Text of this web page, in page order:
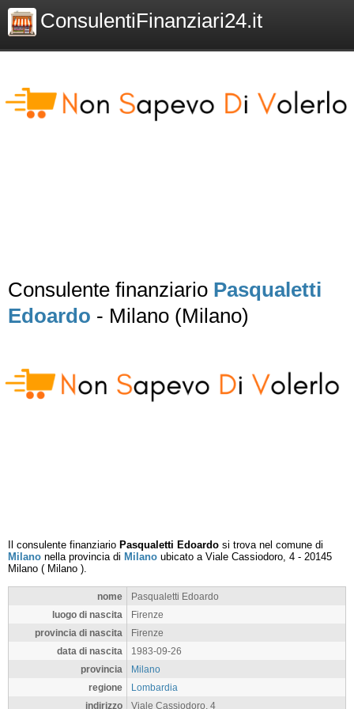
ConsulentiFinanziari24.it
Consulente finanziario Pasqualetti
Edoardo - Milano (Milano)
Il consulente finanziario Pasqualetti Edoardo si trova nel comune di
Milano nella provincia di Milano ubicato a Viale Cassiodoro, 4 - 20145
Milano ( Milano ).
nome
Pasqualetti Edoardo
luogo di nascita
Firenze
provincia di nascita
Firenze
data di nascita
1983-09-26
provincia
Milano
regione
Lombardia
indirizzo
Viale Cassiodoro, 4